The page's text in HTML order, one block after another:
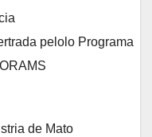
pelolo Programa
de Mato